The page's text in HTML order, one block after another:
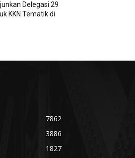
Delegasi 29
KKN Tematik di
7862
3886
1827